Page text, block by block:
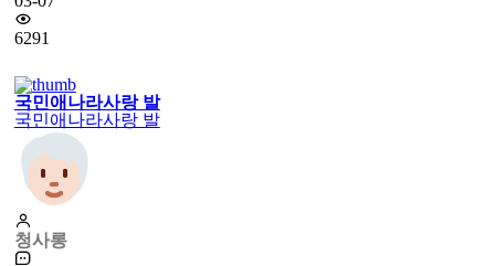
6291
국민애나라사랑 발
국민애나라사랑 발
청사롱